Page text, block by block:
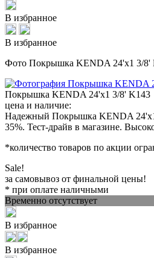
В избранное
В избранное
Фото Покрышка KENDA 24'х1 3/8'
Покрышка KENDA 24'х1 3/8' K143
цена и наличие:
Надежный Покрышка KENDA 24'х1
35%. Тест-драйв в магазине.
*количество товаров по акции
Sale!
за самовывоз от финальной цены!
* при оплате наличными
Временно отсутствует
В избранное
В избранное